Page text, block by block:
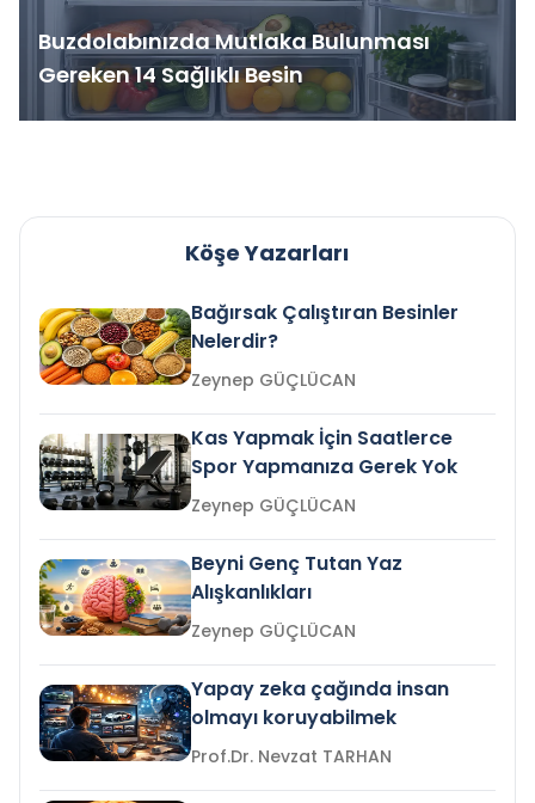
Buzdolabınızda Mutlaka Bulunması
Gereken 14 Sağlıklı Besin
Köşe Yazarları
Bağırsak Çalıştıran Besinler
Nelerdir?
Zeynep GÜÇLÜCAN
Kas Yapmak İçin Saatlerce
Spor Yapmanıza Gerek Yok
Zeynep GÜÇLÜCAN
Beyni Genç Tutan Yaz
Alışkanlıkları
Zeynep GÜÇLÜCAN
Yapay zeka çağında insan
olmayı koruyabilmek
Prof.Dr. Nevzat TARHAN